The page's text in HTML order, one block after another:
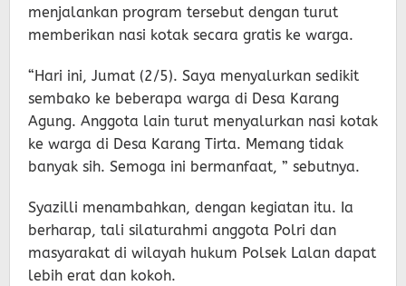
menjalankan program tersebut dengan turut
memberikan nasi kotak secara gratis ke warga.
“Hari ini, Jumat (2/5). Saya menyalurkan sedikit
sembako ke beberapa warga di Desa Karang
Agung. Anggota lain turut menyalurkan nasi kotak
ke warga di Desa Karang Tirta. Memang tidak
banyak sih. Semoga ini bermanfaat, ” sebutnya.
Syazilli menambahkan, dengan kegiatan itu. Ia
berharap, tali silaturahmi anggota Polri dan
masyarakat di wilayah hukum Polsek Lalan dapat
lebih erat dan kokoh.